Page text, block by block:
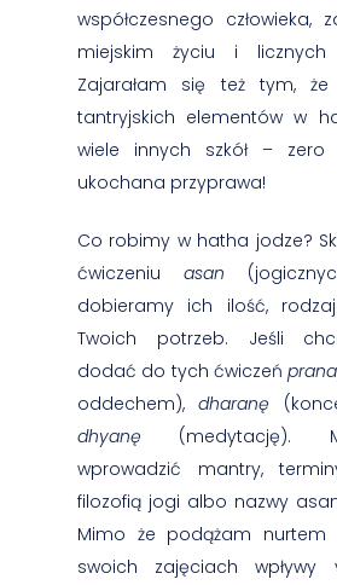
współczesnego człowieka,
miejskim życiu i licznych
Zajarałam się też tym, że
tantryjskich elementów w
wiele innych szkół – zero
ukochana przyprawa!
Co robimy w hatha jodze?
ćwiczeniu asan
dobieramy ich ilość,
Twoich potrzeb. Jeśli
dodać do tych ćwiczeń
oddechem),dharanę
dhyanę (medytację).
wprowadzić mantry,
filozofią jogi albo nazwy
Mimo że podążam nurtem
swoich zajęciach